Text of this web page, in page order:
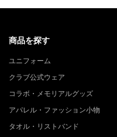
商品を探す
ユニフォーム
クラブ公式ウェア
コラボ・メモリアルグッズ
アパレル・ファッション小物
タオル・リストバンド